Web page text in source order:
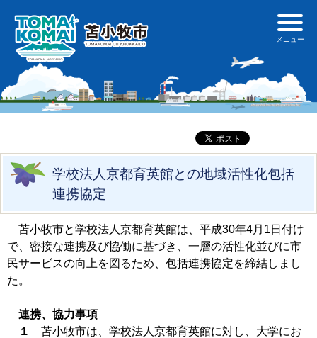
学校法人京都育英館との地域活性化包括
連携協定
苫小牧市と学校法人京都育英館は、平成30年4月1日付け
で、密接な連携及び協働に基づき、一層の活性化並びに市
民サービスの向上を図るため、包括連携協定を締結しまし
た。
連携、協力事項
１ 苫小牧市は、学校法人京都育英館に対し、大学にお